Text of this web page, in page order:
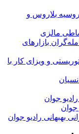
بلاروس و
مالزی
بازارهای
و ویزای کار با
جوان
جوان
بهبهانی رادیو جوان